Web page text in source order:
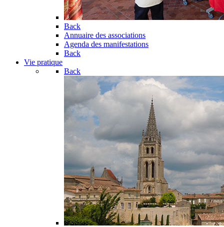
Back
Annuaire des associations
Agenda des manifestations
Back
Vie pratique
Back